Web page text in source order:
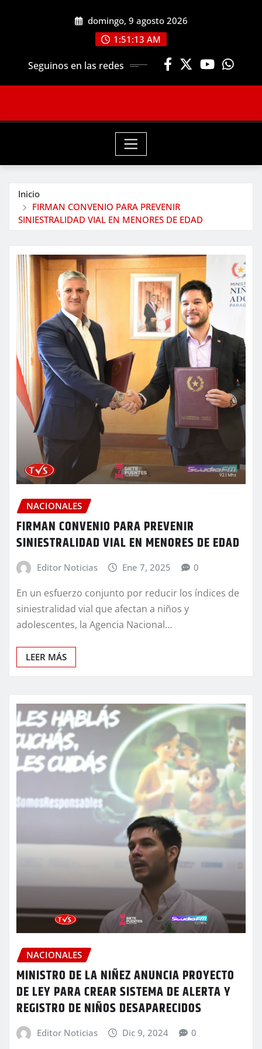
domingo, 9 agosto 2026
1:51:13 AM
Seguinos en las redes
Inicio
FIRMAN CONVENIO PARA PREVENIR
SINIESTRALIDAD VIAL EN MENORES DE EDAD
NACIONALES
FIRMAN CONVENIO PARA PREVENIR
SINIESTRALIDAD VIAL EN MENORES DE EDAD
Editor Noticias Ene 7, 2025 0
En un esfuerzo conjunto por reducir los índices de
siniestralidad vial que afectan a niños y
adolescentes, la Agencia Nacional…
LEER MÁS
NACIONALES
MINISTRO DE LA NIÑEZ ANUNCIA PROYECTO
DE LEY PARA CREAR SISTEMA DE ALERTA Y
REGISTRO DE NIÑOS DESAPARECIDOS
Editor Noticias Dic 9, 2024 0